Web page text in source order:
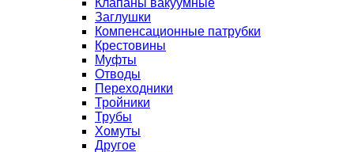
Клапаны вакуумные
Заглушки
Компенсационные патрубки
Крестовины
Муфты
Отводы
Переходники
Тройники
Трубы
Хомуты
Другое